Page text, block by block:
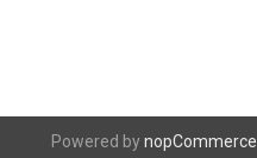
Powered bynopCommerce